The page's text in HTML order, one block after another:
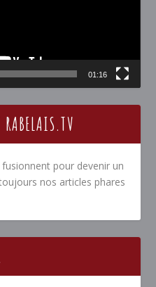
01:16
fusionnent pour devenir un
nos articles phares